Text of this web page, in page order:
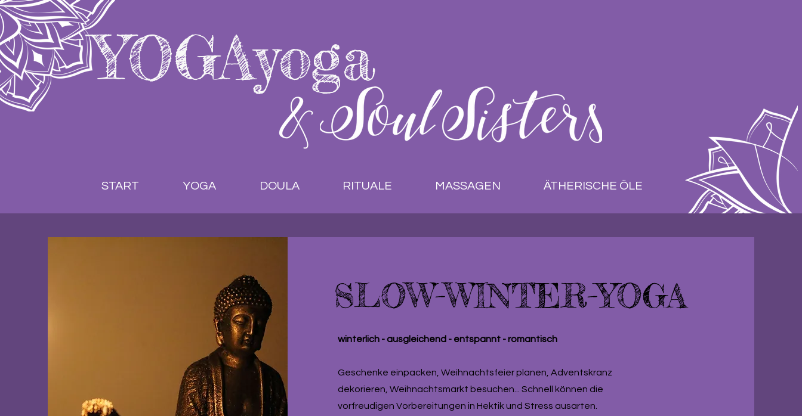
YOGAyoga
START YOGA DOULA RITUALE MASSAGEN ÄTHERISCHE ÖLE
SLOW-WINTER-YOGA
winterlich - ausgleichend - entspannt - romantisch
Geschenke einpacken, Weihnachtsfeier planen, Adventskranz
dekorieren, Weihnachtsmarkt besuchen... Schnell können die
vorfreudigen Vorbereitungen in Hektik und Stress ausarten.